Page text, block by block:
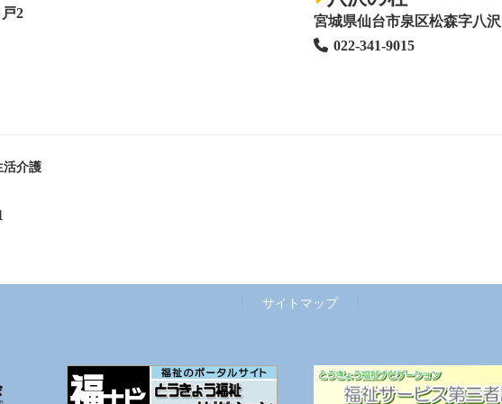
2
宮城県仙台市泉区松森字八沢
022-341-9015
活介護
サイトマップ